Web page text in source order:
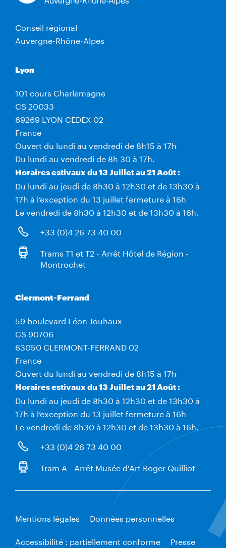
Conseil régional
Auvergne-Rhône-Alpes
Lyon
101 cours Charlemagne
CS 20033
69269 LYON CEDEX 02
France
Ouvert du lundi au vendredi de 8h15 à 17h
Du lundi au vendredi de 8h 30 à 17h.
Horaires estivaux du 13 Juillet au 21 Août :
Du lundi au jeudi de 8h30 à 12h30 et de 13h30 à
17h à l’exception du 13 juillet fermeture à 16h
Le vendredi de 8h30 à 12h30 et de 13h30 à 16h.
+33 (0)4 26 73 40 00
Trams T1 et T2 - Arrêt Hôtel de Région -
Montrochet
Clermont-Ferrand
59 boulevard Léon Jouhaux
CS 90706
63050 CLERMONT-FERRAND 02
France
Ouvert du lundi au vendredi de 8h15 à 17h
Horaires estivaux du 13 Juillet au 21 Août :
Du lundi au jeudi de 8h30 à 12h30 et de 13h30 à
17h à l’exception du 13 juillet fermeture à 16h
Le vendredi de 8h30 à 12h30 et de 13h30 à 16h.
+33 (0)4 26 73 40 00
Tram A - Arrêt Musée d'Art Roger Quilliot
Mentions légales
Données personnelles
Accessibilité : partiellement conforme
Presse